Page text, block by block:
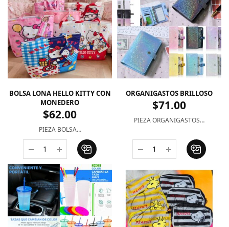
BOLSA LONA HELLO KITTY CON
MONEDERO
$62.00
PIEZA BOLSA…
ORGANIGASTOS BRILLOSO
$71.00
PIEZA ORGANIGASTOS…